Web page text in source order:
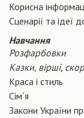
Корисна
Сценарiї та iдеї
Навчання
Розфарбовки
Казки, вірші,
Краса і стиль
Сiм´я
Закони України